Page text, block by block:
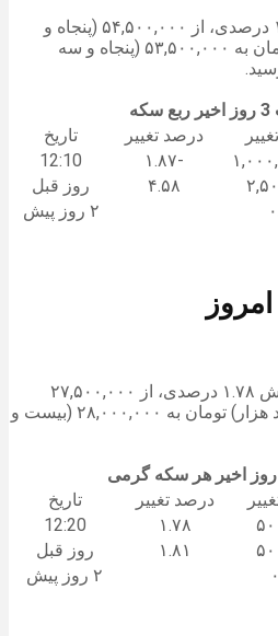
ربع سکه امروز با کاهش ۱.۸۶ درصدی، از ۵۴,۵۰۰,۰۰۰ (پنجاه و
چهار میلیون و پانصد هزار) تومان به ۵۳,۵۰۰,۰۰۰ (پنجاه و سه
درصد تغییر
تاریخ
-۱.۸۷
12:10
۴.۵۸
روز قبل
۲ روز پیش
هر سکه گرمی امروز با افزایش ۱.۷۸ درصدی، از ۲۷,۵۰۰,۰۰۰
(بیست و هفت میلیون و پانصد هزار) تومان به ۲۸,۰۰۰,۰۰۰ (بیست و
درصد تغییر
تاریخ
۱.۷۸
12:20
۱.۸۱
روز قبل
۲ روز پیش